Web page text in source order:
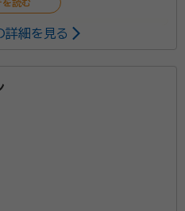
き、一緒に考えさせていた
良いのかを中心に考えご
詳細を見る